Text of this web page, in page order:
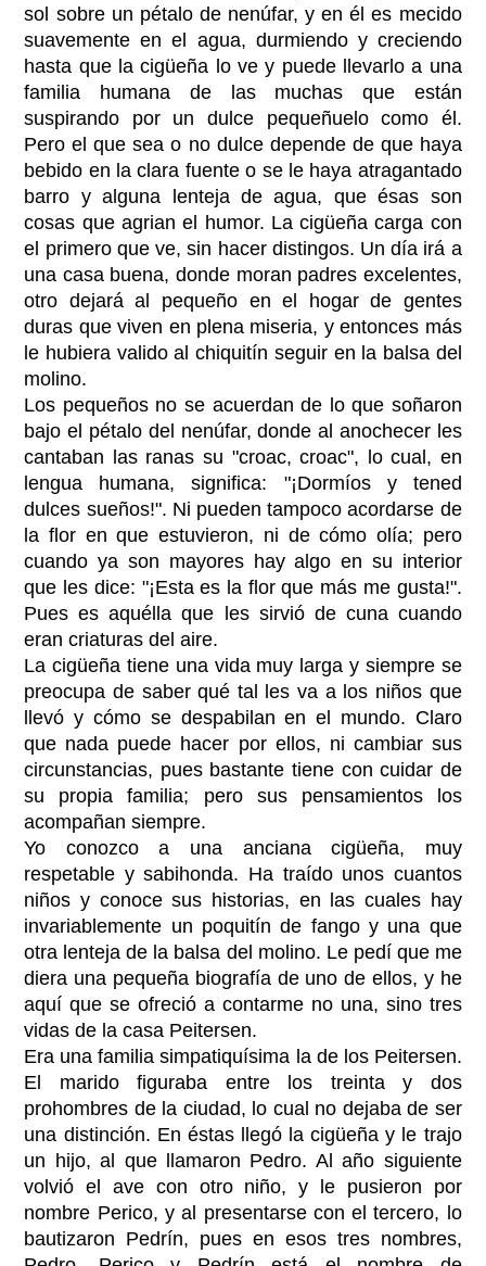
sol sobre un pétalo de nenúfar, y en él es mecido
suavemente en el agua, durmiendo y creciendo
hasta que la cigüeña lo ve y puede llevarlo a una
familia humana de las muchas que están
suspirando por un dulce pequeñuelo como él.
Pero el que sea o no dulce depende de que haya
bebido en la clara fuente o se le haya atragantado
barro y alguna lenteja de agua, que ésas son
cosas que agrian el humor. La cigüeña carga con
el primero que ve, sin hacer distingos. Un día irá a
una casa buena, donde moran padres excelentes,
otro dejará al pequeño en el hogar de gentes
duras que viven en plena miseria, y entonces más
le hubiera valido al chiquitín seguir en la balsa del
molino.
Los pequeños no se acuerdan de lo que soñaron
bajo el pétalo del nenúfar, donde al anochecer les
cantaban las ranas su "croac, croac", lo cual, en
lengua humana, significa: "¡Dormíos y tened
dulces sueños!". Ni pueden tampoco acordarse de
la flor en que estuvieron, ni de cómo olía; pero
cuando ya son mayores hay algo en su interior
que les dice: "¡Esta es la flor que más me gusta!".
Pues es aquélla que les sirvió de cuna cuando
eran criaturas del aire.
La cigüeña tiene una vida muy larga y siempre se
preocupa de saber qué tal les va a los niños que
llevó y cómo se despabilan en el mundo. Claro
que nada puede hacer por ellos, ni cambiar sus
circunstancias, pues bastante tiene con cuidar de
su propia familia; pero sus pensamientos los
acompañan siempre.
Yo conozco a una anciana cigüeña, muy
respetable y sabihonda. Ha traído unos cuantos
niños y conoce sus historias, en las cuales hay
invariablemente un poquitín de fango y una que
otra lenteja de la balsa del molino. Le pedí que me
diera una pequeña biografía de uno de ellos, y he
aquí que se ofreció a contarme no una, sino tres
vidas de la casa Peitersen.
Era una familia simpatiquísima la de los Peitersen.
El marido figuraba entre los treinta y dos
prohombres de la ciudad, lo cual no dejaba de ser
una distinción. En éstas llegó la cigüeña y le trajo
un hijo, al que llamaron Pedro. Al año siguiente
volvió el ave con otro niño, y le pusieron por
nombre Perico, y al presentarse con el tercero, lo
bautizaron Pedrín, pues en esos tres nombres,